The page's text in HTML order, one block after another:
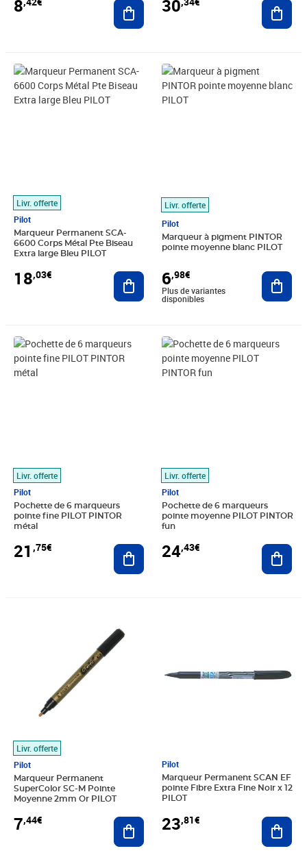
8 Ajouter au panier
30
Livr. offerte
Pilot
Marqueur Permanent SCA-
6600 Corps Métal Pte Biseau
Extra large Bleu PILOT
18,03€
Prix 18,03€
Ajouter au panier
Livr. offerte
Pilot
Marqueur à pigment PINTOR
pointe moyenne blanc PILOT
6,98€
Prix 6,98€
Plus de variantes
disponibles
Livr. offerte
Pilot
Pochette de 6 marqueurs
pointe fine PILOT PINTOR
métal
21 ,75€
Prix 21,75€
Ajouter au panier
Livr. offerte
Pilot
Pochette de 6 marqueurs
pointe moyenne PILOT PINTOR
fun
24,43€
Prix 24,43€
Livr. offerte
Pilot
Marqueur Permanent
SuperColor SC-M Pointe
Moyenne 2mm Or PILOT
7,44€ Ajouter au panier
Pilot
Marqueur Permanent SCAN EF
pointe Fibre Extra Fine Noir x 12
PILOT
23,81€